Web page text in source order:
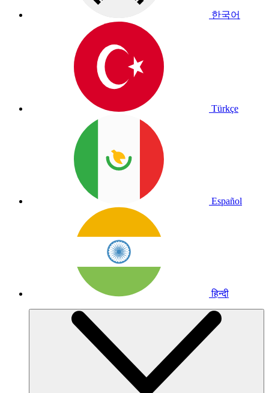
한국어
Türkçe
Español
हिन्दी